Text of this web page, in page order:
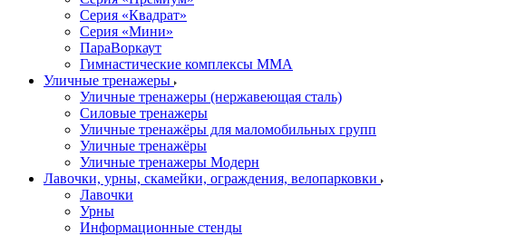
Серия «Квадрат»
Серия «Мини»
ПараВоркаут
Гимнастические комплексы ММА
Уличные тренажеры
Уличные тренажеры (нержавеющая сталь)
Силовые тренажеры
Уличные тренажёры для маломобильных групп
Уличные тренажёры
Уличные тренажеры Модерн
Лавочки, урны, скамейки, ограждения, велопарковки
Лавочки
Урны
Информационные стенды